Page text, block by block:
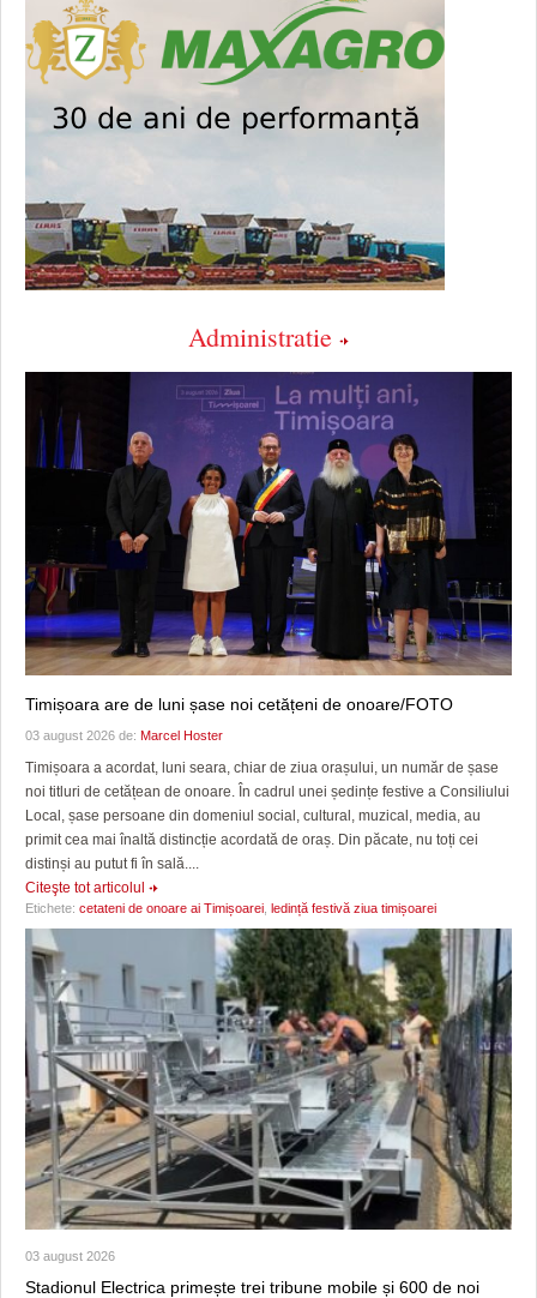
Administratie
Timișoara are de luni șase noi cetățeni de onoare/FOTO
03 august 2026 de: Marcel Hoster
Timișoara a acordat, luni seara, chiar de ziua orașului, un număr de șase
noi titluri de cetățean de onoare. În cadrul unei ședințe festive a Consiliului
Local, șase persoane din domeniul social, cultural, muzical, media, au
primit cea mai înaltă distincție acordată de oraș. Din păcate, nu toți cei
distinși au putut fi în sală....
Citeşte tot articolul
Etichete: cetateni de onoare ai Timișoarei ledință festivă ziua timișoarei
03 august 2026
Stadionul Electrica primește trei tribune mobile și 600 de noi